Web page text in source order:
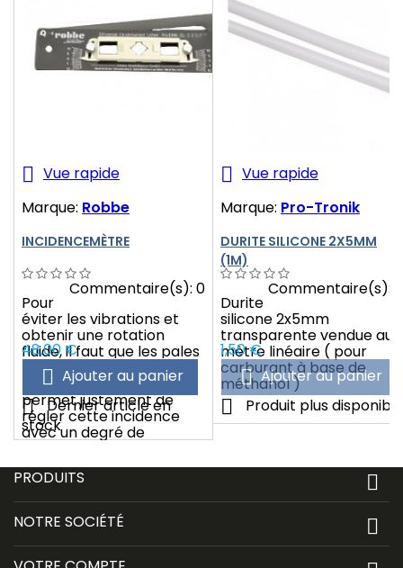
 Vue rapide
Marque: Robbe
INCIDENCEMÈTRE
Commentaire(s): 0
Pour
éviter les vibrations et
obtenir une rotation
fluide, il faut que les pales
aient le même angle
d‘attaque. Ce gabarit
permet justement de
régler cette incidence
avec un degré de
Prix
48,00 €
 Ajouter au panier
 Dernier article en
stock
 Vue rapide
Marque: Pro-Tronik
DURITE SILICONE 2X5MM
(1M)
Commentaire(s):
Durite
silicone 2x5mm
transparente vendue au
mètre linéaire ( pour
carburant à base de
méthanol )
Prix
1,50 €
 Ajouter au panier
 Produit plus disponible
PRODUITS 
NOTRE SOCIÉTÉ 